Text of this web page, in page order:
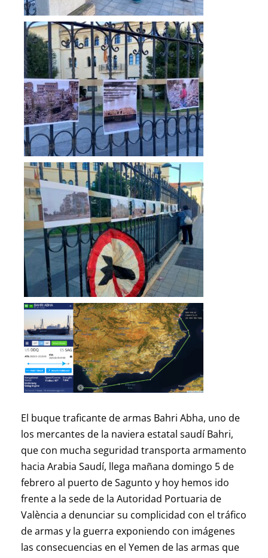
El buque traficante de armas Bahri Abha, uno de
los mercantes de la naviera estatal saudí Bahri,
que con mucha seguridad transporta armamento
hacia Arabia Saudí, llega mañana domingo 5 de
febrero al puerto de Sagunto y hoy hemos ido
frente a la sede de la Autoridad Portuaria de
València a denunciar su complicidad con el tráfico
de armas y la guerra exponiendo con imágenes
las consecuencias en el Yemen de las armas que